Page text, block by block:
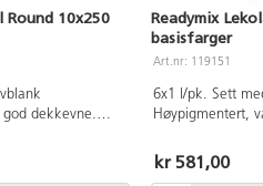
Round 10x250
dekkevne.
Malingen kan
Mal gjenstanden
Readymix
basisfarger
Art.nr: 119151
6x1 l/pk. Sett
Høypigmentert,
har god
tørker er den
kr 581,00